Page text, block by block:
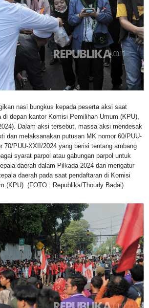
nasi bungkus kepada peserta aksi saat
di depan kantor Komisi Pemilihan Umum (KPU),
Dalam aksi tersebut, massa aksi mendesak
dan melaksanakan putusan MK nomor 60/PUU-
70/PUU-XXII/2024 yang berisi tentang ambang
syarat parpol atau gabungan parpol untuk
daerah dalam Pilkada 2024 dan mengatur
daerah pada saat pendaftaran di Komisi
(KPU). (FOTO : Republika/Thoudy Badai)